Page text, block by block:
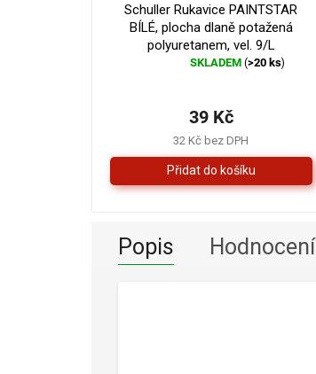
Schuller Rukavice PAINTSTAR
BÍLÉ, plocha dlaně potažená
polyuretanem, vel. 9/L
Průměrné
z
hvězdiček.
SKLADEM(>20 ks)
32 Kč bez DPH
39 Kč
Popis Hodnocení